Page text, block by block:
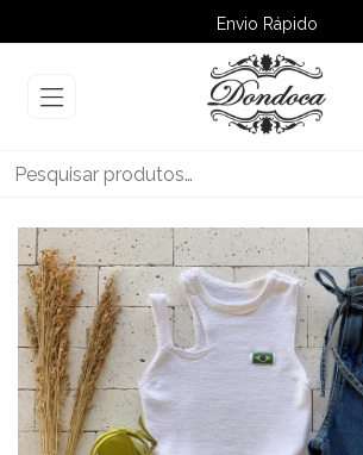
Envio Rápido
➚ Ofertas– Até 60% OFF